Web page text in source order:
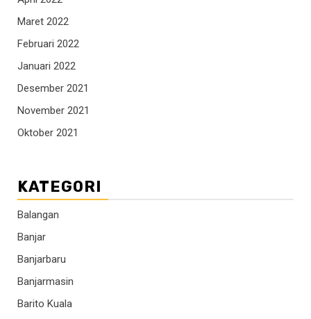
Maret 2022
Februari 2022
Januari 2022
Desember 2021
November 2021
Oktober 2021
KATEGORI
Balangan
Banjar
Banjarbaru
Banjarmasin
Barito Kuala